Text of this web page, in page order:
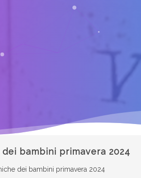
bambini primavera 2024
dei bambini primavera 2024